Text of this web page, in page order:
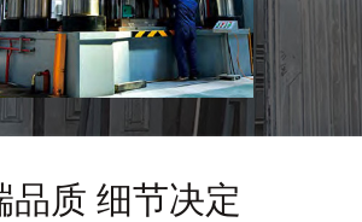
品质 细节决定